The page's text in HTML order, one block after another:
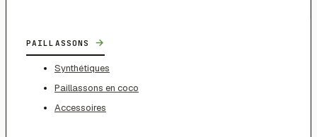
PAILLASSONS →
Synthétiques
Paillassons en coco
Accessoires